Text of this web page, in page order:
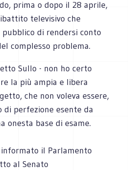
prima o dopo il 28 aprile,
televisivo che
di rendersi conto
complesso problema.
Sullo - non ho certo
la più ampia e libera
che non voleva essere,
di perfezione esente da
onesta base di esame.
il Parlamento
al Senato